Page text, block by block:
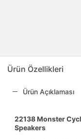
Ürün Özellikleri
Ürün Açıklaması
22138 Monster
Speakers